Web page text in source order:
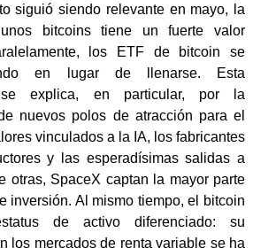
siguió siendo relevante en mayo, la
bitcoins tiene un fuerte valor
los ETF de bitcoin se
en lugar de llenarse. Esta
se explica, en particular, por la
nuevos polos de atracción para el
vinculados a la IA, los fabricantes
y las esperadísimas salidas a
otras, SpaceX captan la mayor parte
inversión. Al mismo tiempo, el bitcoin
de activo diferenciado: su
los mercados de renta variable se ha